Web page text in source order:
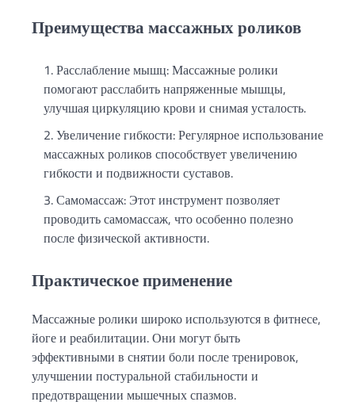
Преимущества массажных роликов
Расслабление мышц: Массажные ролики
помогают расслабить напряженные мышцы,
улучшая циркуляцию крови и снимая усталость.
Увеличение гибкости: Регулярное использование
массажных роликов способствует увеличению
гибкости и подвижности суставов.
Самомассаж: Этот инструмент позволяет
проводить самомассаж, что особенно полезно
после физической активности.
Практическое применение
Массажные ролики широко используются в фитнесе,
йоге и реабилитации. Они могут быть
эффективными в снятии боли после тренировок,
улучшении постуральной стабильности и
предотвращении мышечных спазмов.